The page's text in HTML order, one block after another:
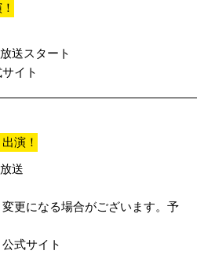
送スタート
イト
演！
送
更になる場合がございます。予
式サイト